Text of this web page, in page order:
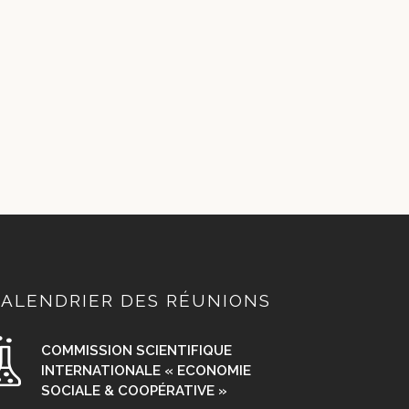
DES RÉUNIONS
COMMISSION SCIENTIFIQUE
INTERNATIONALE « ECONOMIE
SOCIALE & COOPÉRATIVE »